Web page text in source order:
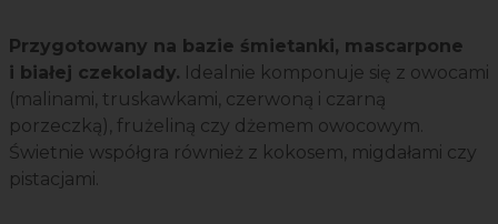
Przygotowany na bazie śmietanki, mascarpone
i białej czekolady. Idealnie komponuje się z owocami
(malinami, truskawkami, czerwoną i czarną
porzeczką), frużeliną czy dżemem owocowym.
Świetnie współgra również z kokosem, migdałami czy
pistacjami.